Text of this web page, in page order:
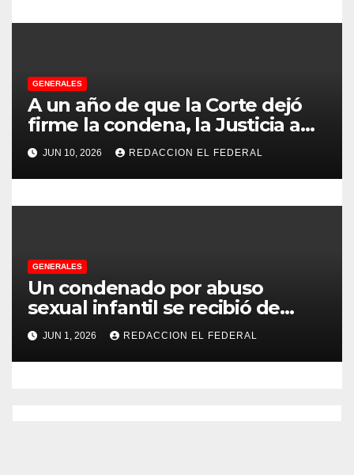
r
d
a
s
GENERALES
A un año de que la Corte dejó
firme la condena, la Justicia aún
no pudo decomisarle ni un peso
a CFK
JUN 10, 2026 REDACCION EL FEDERAL
GENERALES
Un condenado por abuso
sexual infantil se recibió de
psicopedagogo dentro del
Servicio Penitenciario de La
Rioja
JUN 1, 2026 REDACCION EL FEDERAL